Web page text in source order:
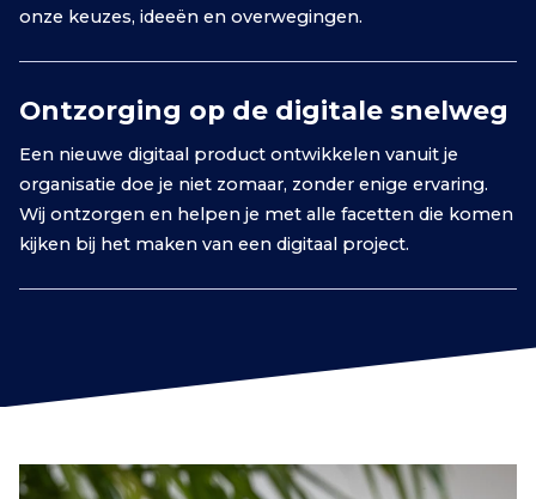
onze keuzes, ideeën en overwegingen.
Ontzorging op de digitale snelweg
Een nieuwe digitaal product ontwikkelen vanuit je
organisatie doe je niet zomaar, zonder enige ervaring.
Wij ontzorgen en helpen je met alle facetten die komen
kijken bij het maken van een digitaal project.